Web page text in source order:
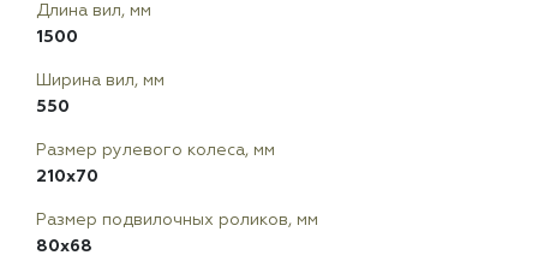
Длина вил, мм
1500
Ширина вил, мм
550
Размер рулевого колеса, мм
210x70
Размер подвилочных роликов, мм
80x68